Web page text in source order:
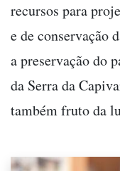
recursos para
e de conservação
a preservação do
da Serra da
também fruto da